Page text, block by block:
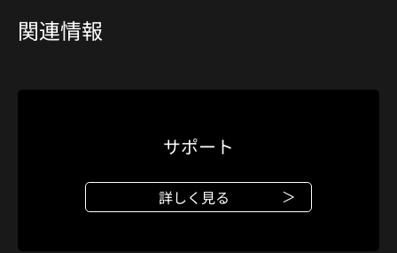
関連情報
サポート
詳しく見る